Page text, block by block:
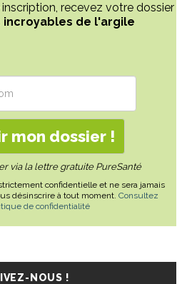
recevez votre dossier
incroyables de l'argile
via la lettre gratuite PureSanté
confidentielle et ne sera jamais
désinscrire à tout moment. Consultez
de confidentialité
NOUS !